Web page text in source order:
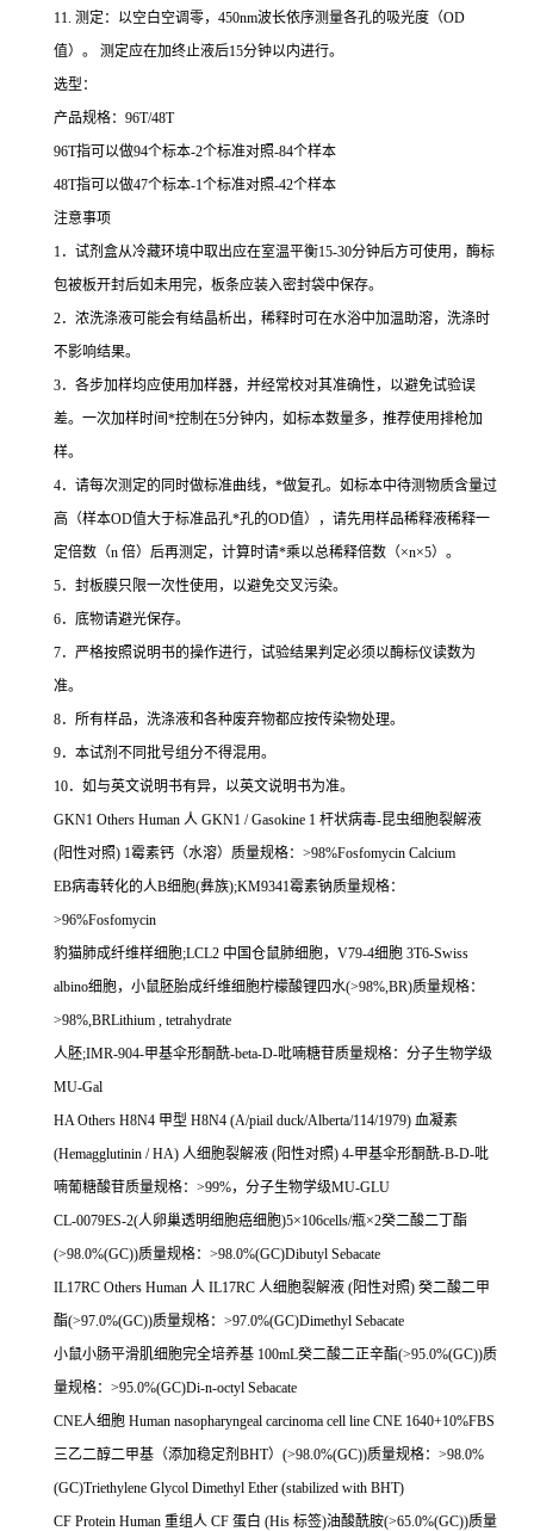
11. 测定：以空白空调零， 450nm波长依序测量各孔的吸光度（OD
值）。
测定应在加终止液后15分钟以内进行。
选型：
产品规格： 96T/48T
96T指可以做94个标本-2个标准对照-84个样本
48T指可以做47个标本-1个标准对照-42个样本
注意事项
1．试剂盒从冷藏环境中取出应在室温平衡15-30分钟后方可使用，酶标
包被板开封后如未用完，板条应装入密封袋中保存。
2．浓洗涤液可能会有结晶析出，稀释时可在水浴中加温助溶，洗涤时
不影响结果。
3．各步加样均应使用加样器，并经常校对其准确性，以避免试验误
差。一次加样时间 *控制在5分钟内，如标本数量多，推荐使用排枪加
样。
4．请每次测定的同时做标准曲线， *做复孔。如标本中待测物质含量过
高（样本OD值大于标准品孔*孔的OD值），请先用样品稀释液稀释一
定倍数（n 倍）后再测定，计算时请*乘以总稀释倍数（×n×5）。
5．封板膜只限一次性使用，以避免交叉污染。
6．底物请避光保存。
7．严格按照说明书的操作进行，试验结果判定必须以酶标仪读数为
准。
8．所有样品，洗涤液和各种废弃物都应按传染物处理。
9．本试剂不同批号组分不得混用。
10．如与英文说明书有异，以英文说明书为准。
GKN1 Others Human 人 GKN1 / Gasokine 1 杆状病毒-昆虫细胞裂解液
(阳性对照) 1霉素钙（水溶）质量规格： >98%Fosfomycin Calcium
EB病毒转化的人B细胞(彝族);KM9341霉素钠质量规格：
>96%Fosfomycin
豹猫肺成纤维样细胞;LCL2 中国仓鼠肺细胞， V79-4细胞 3T6-Swiss
albino细胞，小鼠胚胎成纤维细胞柠檬酸锂四水(>98%,BR)质量规格：
>98%,BRLithium , tetrahydrate
人胚;IMR-904-甲基伞形酮酰-beta-D-吡喃糖苷质量规格：分子生物学级
MU-Gal
HA Others H8N4 甲型 H8N4 (A/piail duck/Alberta/114/1979) 血凝素
(Hemagglutinin / HA) 人细胞裂解液 (阳性对照) 4-甲基伞形酮酰-Β-D-吡
喃葡糖酸苷质量规格： >99%，分子生物学级MU-GLU
CL-0079ES-2(人卵巢透明细胞癌细胞)5×106cells/瓶×2癸二酸二丁酯
(>98.0%(GC))质量规格： >98.0%(GC)Dibutyl Sebacate
IL17RC Others Human 人 IL17RC 人细胞裂解液 (阳性对照) 癸二酸二甲
酯(>97.0%(GC))质量规格： >97.0%(GC)Dimethyl Sebacate
小鼠小肠平滑肌细胞完全培养基 100mL癸二酸二正辛酯(>95.0%(GC))质
量规格： >95.0%(GC)Di-n-octyl Sebacate
CNE人细胞 Human nasopharyngeal carcinoma cell line CNE 1640+10%FBS
三乙二醇二甲基（添加稳定剂 BHT） (>98.0%(GC))质量规格： >98.0%
(GC)Triethylene Glycol Dimethyl Ether (stabilized with BHT)
CF Protein Human 重组人 CF 蛋白 (His 标签)油酸酰胺(>65.0%(GC))质量